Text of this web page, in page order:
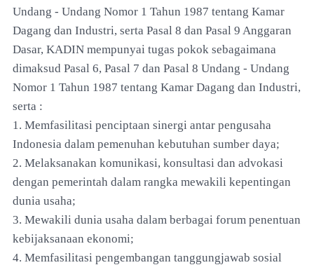
Undang - Undang Nomor 1 Tahun 1987 tentang Kamar
Dagang dan Industri, serta Pasal 8 dan Pasal 9 Anggaran
Dasar, KADIN mempunyai tugas pokok sebagaimana
dimaksud Pasal 6, Pasal 7 dan Pasal 8 Undang - Undang
Nomor 1 Tahun 1987 tentang Kamar Dagang dan Industri,
serta :
1. Memfasilitasi penciptaan sinergi antar pengusaha
Indonesia dalam pemenuhan kebutuhan sumber daya;
2. Melaksanakan komunikasi, konsultasi dan advokasi
dengan pemerintah dalam rangka mewakili kepentingan
dunia usaha;
3. Mewakili dunia usaha dalam berbagai forum penentuan
kebijaksanaan ekonomi;
4. Memfasilitasi pengembangan tanggungjawab sosial